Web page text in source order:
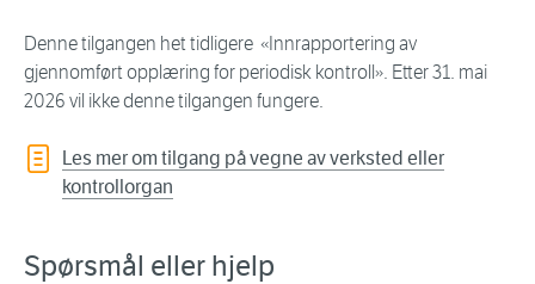
Denne tilgangen het tidligere «Innrapportering av
gjennomført opplæring for periodisk kontroll». Etter 31. mai
2026 vil ikke denne tilgangen fungere.
Les mer om tilgang på vegne av verksted eller
kontrollorgan
Spørsmål eller hjelp